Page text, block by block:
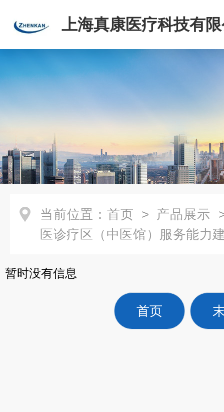
上海真康医疗科技有
当前位置： 首页 > 产品展示
医诊疗区（中医馆）服务能力
暂时没有信息
首页